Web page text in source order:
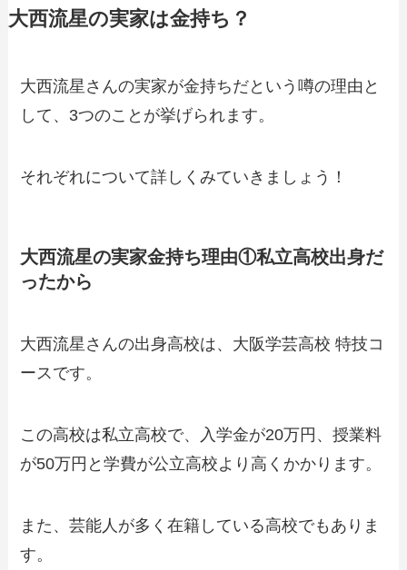
大西流星の実家は金持ち？
大西流星さんの実家が金持ちだという噂の理由と
して、3つのことが挙げられます。
それぞれについて詳しくみていきましょう！
大西流星の実家金持ち理由①私立高校出身だ
ったから
大西流星さんの出身高校は、大阪学芸高校 特技コ
ースです。
この高校は私立高校で、入学金が20万円、授業料
が50万円と学費が公立高校より高くかかります。
また、芸能人が多く在籍している高校でもありま
す。